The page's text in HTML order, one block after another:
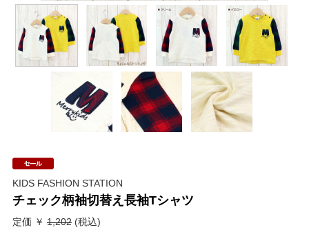
KIDS FASHION STATION
チェック柄袖切替え長袖Tシャツ
定価 ￥ 1,202(税込)